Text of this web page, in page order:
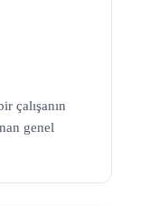
çalışanın
genel